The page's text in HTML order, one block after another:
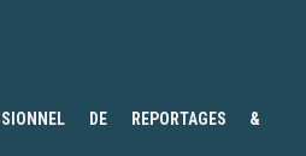
DE REPORTAGES &